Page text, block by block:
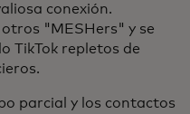
conexión.
"MESHers" y se
TikTok repletos de
parcial y los contactos